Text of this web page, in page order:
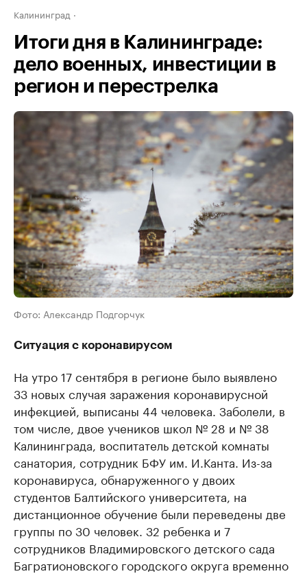
Калининград
Итоги дня в Калининграде:
дело военных, инвестиции в
регион и перестрелка
Фото: Александр Подгорчук
Ситуация с коронавирусом
На утро 17 сентября в регионе было выявлено
33 новых случая заражения коронавирусной
инфекцией, выписаны 44 человека. Заболели, в
том числе, двое учеников школ № 28 и № 38
Калининграда, воспитатель детской комнаты
санатория, сотрудник БФУ им. И.Канта. Из-за
коронавируса, обнаруженного у двоих
студентов Балтийского университета, на
дистанционное обучение были переведены две
группы по 30 человек. 32 ребенка и 7
сотрудников Владимировского детского сада
Багратионовского городского округа временно